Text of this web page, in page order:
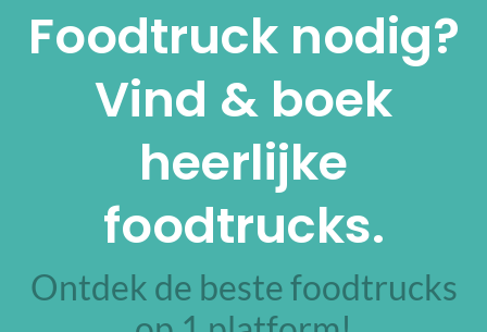
Foodtruck nodig?
Vind & boek
heerlijke
foodtrucks.
Ontdek de beste foodtrucks